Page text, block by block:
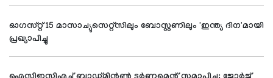
ഓഗസ്റ്റ് 15 മാസാച്യുസെറ്റ്സിലും ബോസ്റ്റണിലും 'ഇന്ത്യ ദിന'മായി
പ്രഖ്യാപിച്ചു